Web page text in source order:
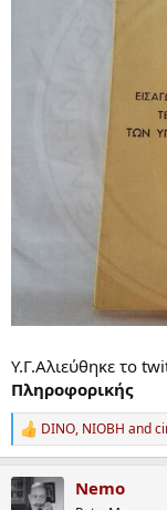
Υ.Γ.Αλιεύθηκε το
Πληροφορικής
R
e
c
DINO, NIOBH and
Nemo